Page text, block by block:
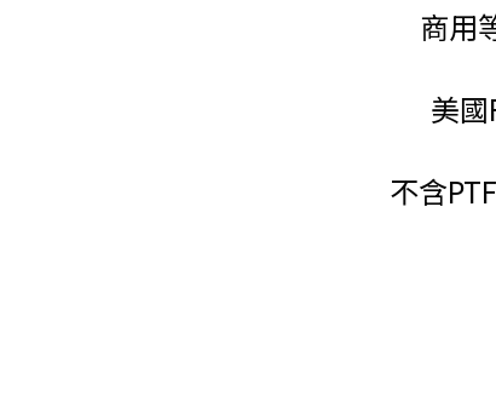
商用
美
不含